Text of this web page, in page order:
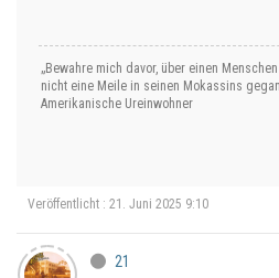
„Bewahre mich davor, über einen
nicht eine Meile in seinen Mokassins
Amerikanische Ureinwohner
Veröffentlicht : 21. Juni 2025 9:10
21